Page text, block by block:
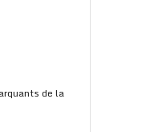
de la